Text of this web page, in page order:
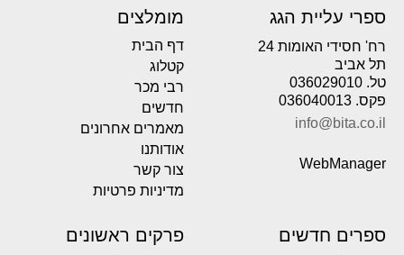
ספרי עליית הגג
רח' חסידי האומות 24
תל אביב
טל. 036029010
פקס. 036040013
info@bita.co.il
WebManager
מומלצים
דף הבית
קטלוג
רבי מכר
חדשים
מאמרים אחרונים
אודותנו
צור קשר
מדיניות פרטיות
ספרים חדשים פרקים ראשונים